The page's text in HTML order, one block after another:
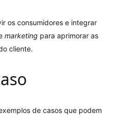
os consumidores e integrar
marketing para aprimorar as
cliente.
de casos que podem